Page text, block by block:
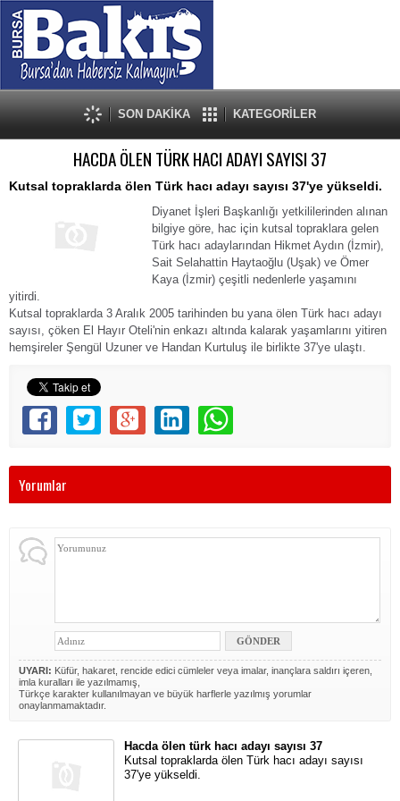
SON DAKİKA KATEGORİLER
HACDA ÖLEN TÜRK HACI ADAYI SAYISI 37
Kutsal topraklarda ölen Türk hacı adayı sayısı 37'ye yükseldi.
Diyanet İşleri Başkanlığı yetkililerinden alınan
bilgiye göre, hac için kutsal topraklara gelen
Türk hacı adaylarından Hikmet Aydın (İzmir),
Sait Selahattin Haytaoğlu (Uşak) ve Ömer
Kaya (İzmir) çeşitli nedenlerle yaşamını
yitirdi.
Kutsal topraklarda 3 Aralık 2005 tarihinden bu yana ölen Türk hacı adayı
sayısı, çöken El Hayır Oteli'nin enkazı altında kalarak yaşamlarını yitiren
hemşireler Şengül Uzuner ve Handan Kurtuluş ile birlikte 37'ye ulaştı.
Yorumlar
UYARI: Küfür, hakaret, rencide edici cümleler veya imalar, inançlara saldırı içeren,
imla kuralları ile yazılmamış,
Türkçe karakter kullanılmayan ve büyük harflerle yazılmış yorumlar
onaylanmamaktadır.
Hacda ölen türk hacı adayı sayısı 37
Kutsal topraklarda ölen Türk hacı adayı sayısı
37'ye yükseldi.